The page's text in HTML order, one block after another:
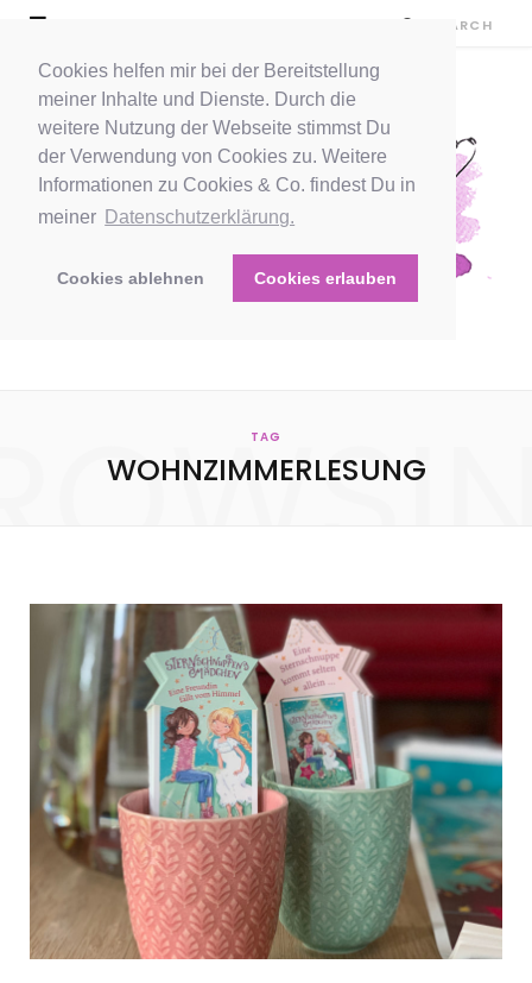
Cookies helfen mir bei der Bereitstellung
meiner Inhalte und Dienste. Durch die
weitere Nutzung der Webseite stimmst Du
der Verwendung von Cookies zu. Weitere
Informationen zu Cookies & Co. findest Du in
meiner Datenschutzerklärung.
Cookies ablehnen Cookies erlauben
TAG
WOHNZIMMERLESUNG